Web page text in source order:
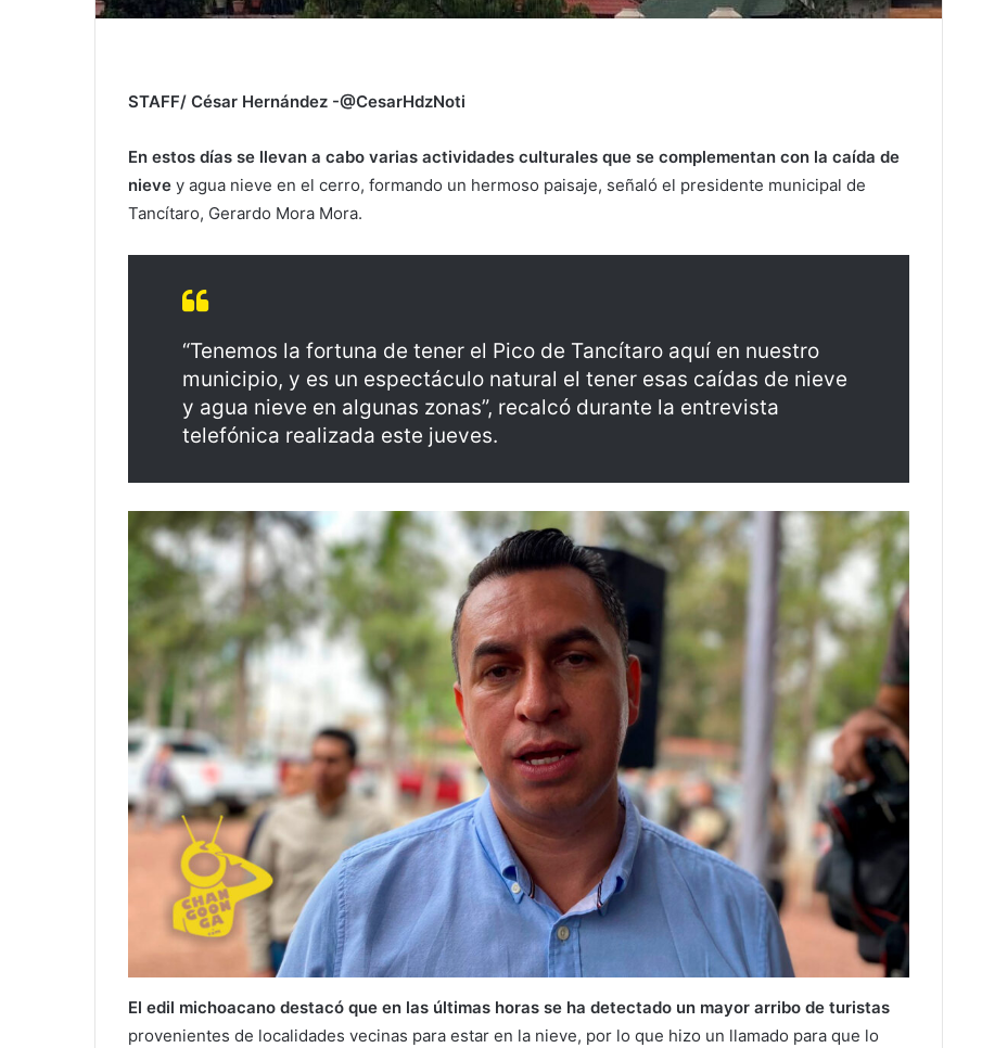
STAFF/ César Hernández -@CesarHdzNoti
En estos días se llevan a cabo varias actividades culturales que se complementan con la caída de
nieve y agua nieve en el cerro, formando un hermoso paisaje, señaló el presidente municipal de
Tancítaro, Gerardo Mora Mora.
“Tenemos la fortuna de tener el Pico de Tancítaro aquí en nuestro
municipio, y es un espectáculo natural el tener esas caídas de nieve
y agua nieve en algunas zonas”, recalcó durante la entrevista
telefónica realizada este jueves.
El edil michoacano destacó que en las últimas horas se ha detectado un mayor arribo de turistas
provenientes de localidades vecinas para estar en la nieve, por lo que hizo un llamado para que lo